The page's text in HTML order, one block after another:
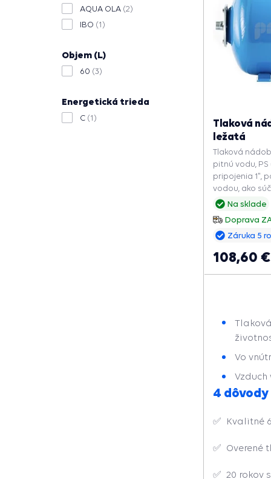
AQUA OLA (2)
IBO (1)
Objem (L)
60 (3)
Energetická trieda
C (1)
Na sklade
Doprava
Tlaková
ležatá
Tlaková
pitnú vodu,
pripojenia 1",
vodou, ako
udržuje
životnosť.
Záruka 5
108,60 €
Vo
Vzduch
4
✅ Kvalitné
✅ Overené
✅ 20 rokov